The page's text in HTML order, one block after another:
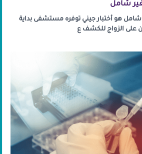
شامل
هو أختبار جيني توفره مستشفى بداية
على الزواج للكشف ع